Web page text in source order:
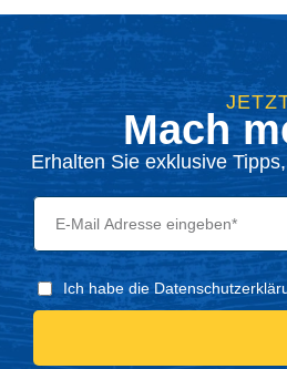
Mach
Erhalten Sie exklusive
Ich habe die